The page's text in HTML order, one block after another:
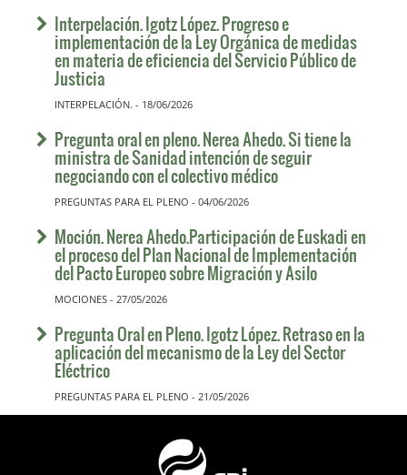
Interpelación. Igotz López. Progreso e
implementación de la Ley Orgánica de medidas
en materia de eficiencia del Servicio Público de
Justicia
INTERPELACIÓN. - 18/06/2026
Pregunta oral en pleno. Nerea Ahedo. Si tiene la
ministra de Sanidad intención de seguir
negociando con el colectivo médico
PREGUNTAS PARA EL PLENO - 04/06/2026
Moción. Nerea Ahedo.Participación de Euskadi en
el proceso del Plan Nacional de Implementación
del Pacto Europeo sobre Migración y Asilo
MOCIONES - 27/05/2026
Pregunta Oral en Pleno. Igotz López. Retraso en la
aplicación del mecanismo de la Ley del Sector
Eléctrico
PREGUNTAS PARA EL PLENO - 21/05/2026